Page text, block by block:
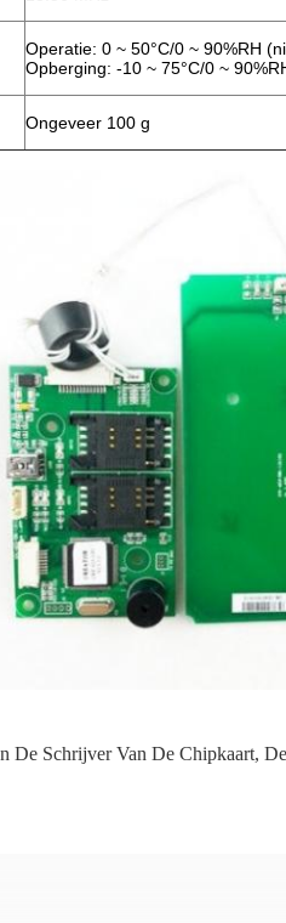
Operatie: 0 ~ 50°C/0 ~ 90%RH
Opberging: -10 ~ 75°C/0 ~
Ongeveer 100 g
De Schrijver Van De Chipkaart,